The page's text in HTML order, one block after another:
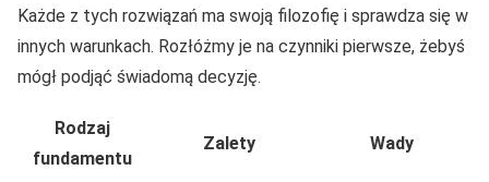
Każde z tych rozwiązań ma swoją filozofię i sprawdza się w
innych warunkach. Rozłóżmy je na czynniki pierwsze, żebyś
mógł podjąć świadomą decyzję.
Rodzaj
fundamentu
Zalety Wady